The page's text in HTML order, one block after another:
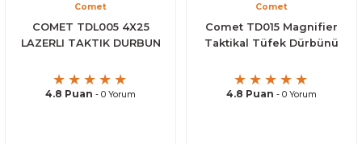
Comet
COMET TDL005 4X25
LAZERLI TAKTIK DURBUN
4.8 Puan - 0 Yorum
Comet
Comet TD015 Magnifier
Taktikal Tüfek Dürbünü
4.8 Puan - 0 Yorum